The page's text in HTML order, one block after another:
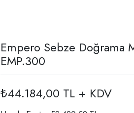
Empero Sebze Doğrama
EMP.300
₺44.184,00 TL + KDV